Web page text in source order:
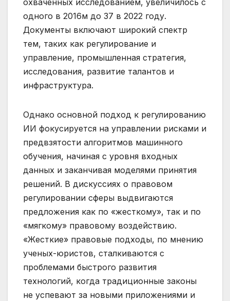
охваченных исследованием, увеличилось с
одного в 2016м до 37 в 2022 году.
Документы включают широкий спектр
тем, таких как регулирование и
управление, промышленная стратегия,
исследования, развитие талантов и
инфраструктура.
Однако основной подход к регулированию
ИИ фокусируется на управлении рисками и
предвзятости алгоритмов машинного
обучения, начиная с уровня входных
данных и заканчивая моделями принятия
решений. В дискуссиях о правовом
регулировании сферы выдвигаются
предложения как по «жесткому», так и по
«мягкому» правовому воздействию.
«Жесткие» правовые подходы, по мнению
ученых-юристов, сталкиваются с
проблемами быстрого развития
технологий, когда традиционные законы
не успевают за новыми приложениями и